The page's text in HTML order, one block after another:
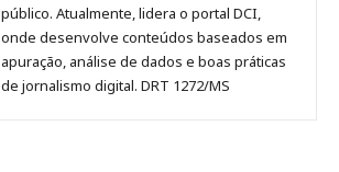
público. Atualmente, lidera o portal DCI,
onde desenvolve conteúdos baseados em
apuração, análise de dados e boas práticas
de jornalismo digital. DRT 1272/MS